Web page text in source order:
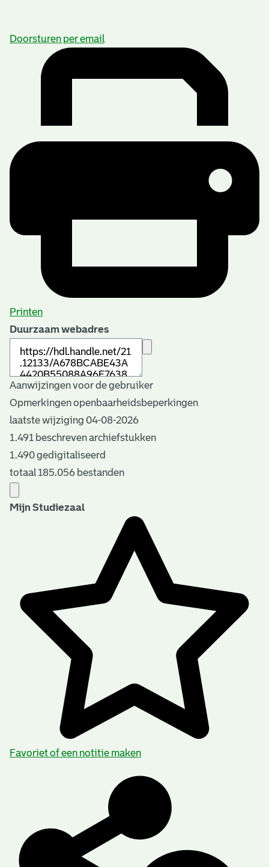
Doorsturen per email
Printen
Duurzaam webadres
Aanwijzingen voor de gebruiker
Opmerkingen openbaarheidsbeperkingen
laatste wijziging 04-08-2026
1.491 beschreven archiefstukken
1.490 gedigitaliseerd
totaal 185.056 bestanden
Mijn Studiezaal
Favoriet of een notitie maken